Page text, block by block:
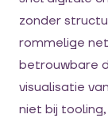
zonder
rommelige
betrouwbare
visualisatie
niet bij